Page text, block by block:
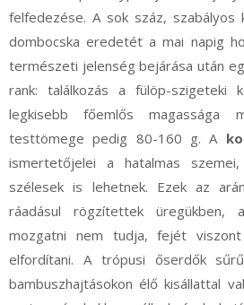
felfedezése. A sok száz, szabályos
dombocska eredetét a mai napig
természeti jelenség bejárása után
rank: találkozás a fülöp-szigeteki
legkisebb főemlős magassága
testtömege pedig 80-160 g. A
ismertetőjelei a hatalmas
szélesek is lehetnek. Ezek az
ráadásul rögzítettek üregükben,
mozgatni nem tudja, fejét
elfordítani. A trópusi őserdők
bambuszhajtásokon élő kisállattal